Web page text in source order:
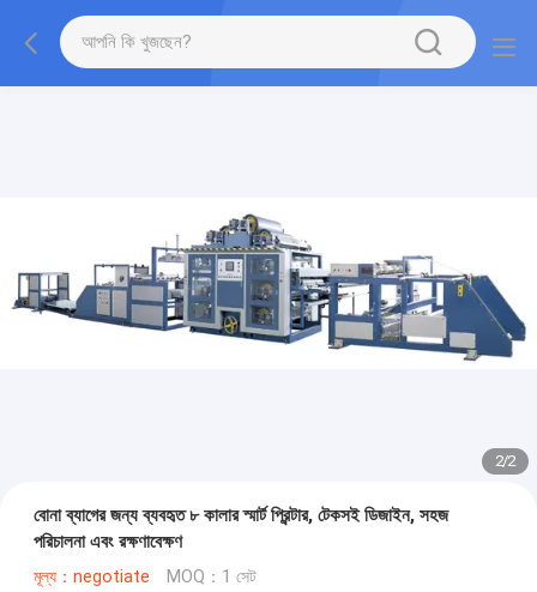
2/2
বোনা ব্যাগের জন্য ব্যবহৃত ৮ কালার স্মার্ট প্রিন্টার, টেকসই ডিজাইন, সহজ
পরিচালনা এবং রক্ষণাবেক্ষণ
মূল্য：negotiate MOQ：1 সেট